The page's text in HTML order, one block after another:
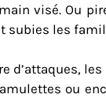
visé. Ou
subies les
d’attaques,
ou